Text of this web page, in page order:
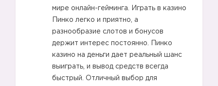
мире онлайн-гейминга. Играть в казино
Пинко легко и приятно, а
разнообразие слотов и бонусов
держит интерес постоянно. Пинко
казино на деньги дает реальный шанс
выиграть, и вывод средств всегда
быстрый. Отличный выбор для